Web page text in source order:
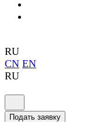
RU
CN EN
RU
Подать заявку